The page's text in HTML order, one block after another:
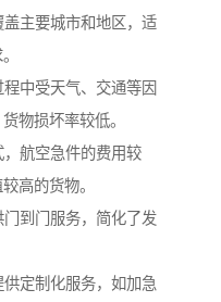
主要城市和地区，适
中受天气、交通等因
物损坏率较低。
航空急件的费用较
高的货物。
到门服务，简化了发
定制化服务，如加急